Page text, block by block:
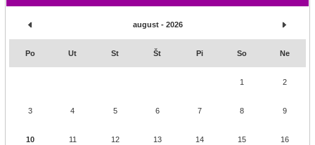
august - 2026
Po Ut St Št Pi So Ne
1 2
3 4 5 6 7 8 9
10 11 12 13 14 15 16